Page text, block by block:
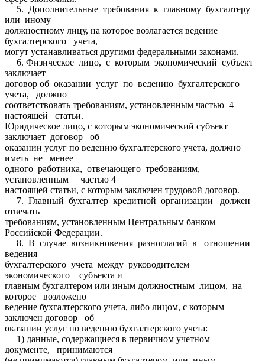
5. Дополнительные требования к главному бухгалтеру
или иному
должностному лицу, на которое возлагается ведение
бухгалтерского учета,
могут устанавливаться другими федеральными законами.
6. Физическое лицо, с которым экономический субъект
заключает
договор об оказании услуг по ведению бухгалтерского
учета, должно
соответствовать требованиям, установленным частью 4
настоящей статьи.
Юридическое лицо, с которым экономический субъект
заключает договор об
оказании услуг по ведению бухгалтерского учета, должно
иметь не менее
одного работника, отвечающего требованиям,
установленным частью 4
настоящей статьи, с которым заключен трудовой договор.
7. Главный бухгалтер кредитной организации должен
отвечать
требованиям, установленным Центральным банком
Российской Федерации.
8. В случае возникновения разногласий в отношении
ведения
бухгалтерского учета между руководителем
экономического субъекта и
главным бухгалтером или иным должностным лицом, на
которое возложено
ведение бухгалтерского учета, либо лицом, с которым
заключен договор об
оказании услуг по ведению бухгалтерского учета:
1) данные, содержащиеся в первичном учетном
документе, принимаются